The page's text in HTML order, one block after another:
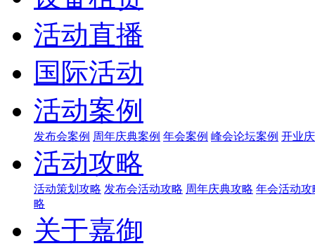
活动直播
国际活动
活动案例
发布会案例 周年庆典案例 年会案例 峰会论坛案例 开业
活动攻略
活动策划攻略 发布会活动攻略 周年庆典攻略 年会活动攻
略
关于嘉御